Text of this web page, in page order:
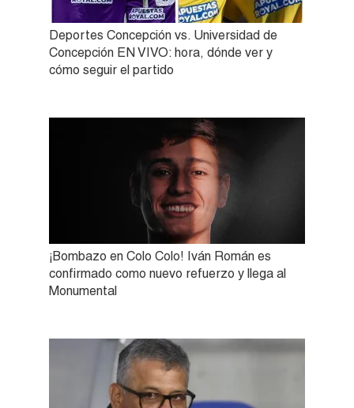
Deportes Concepción vs. Universidad de
Concepción EN VIVO: hora, dónde ver y
cómo seguir el partido
¡Bombazo en Colo Colo! Iván Román es
confirmado como nuevo refuerzo y llega al
Monumental